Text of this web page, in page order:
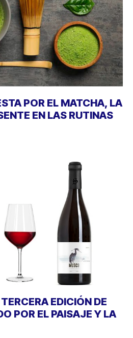
POR EL MATCHA, LA
EN LAS RUTINAS
EDICIÓN DE
POR EL PAISAJE Y LA